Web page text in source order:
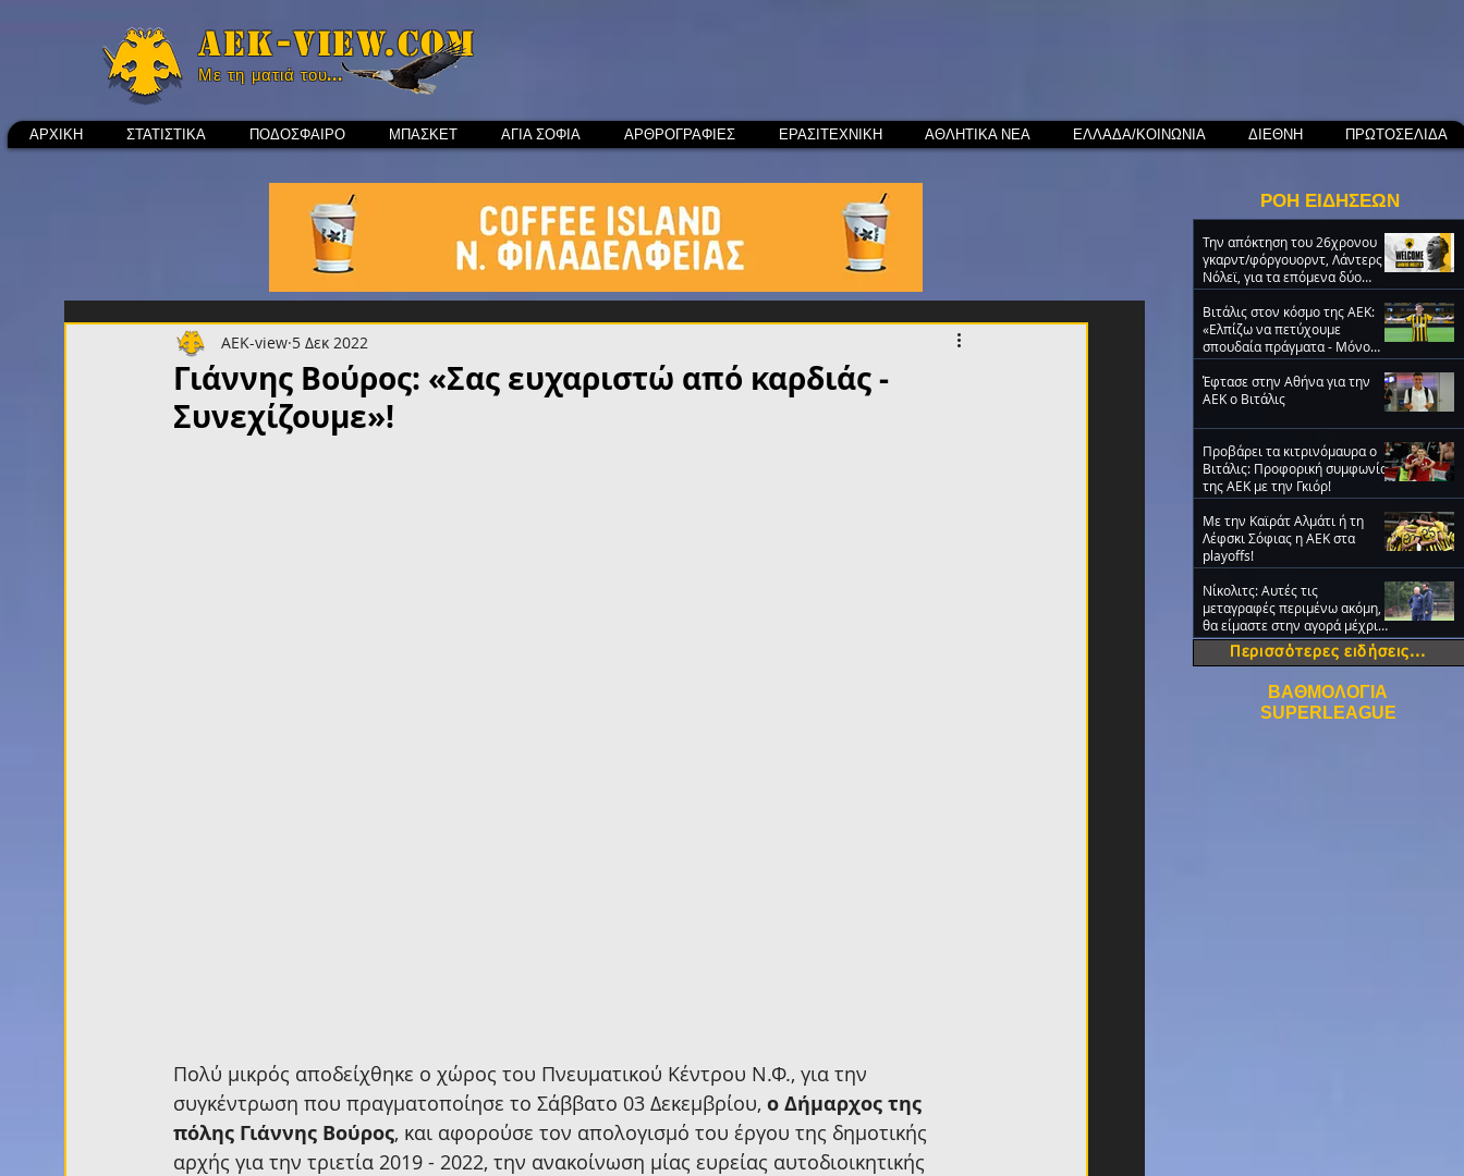
Aek-view.com
Με τη ματιά του...
ΑΡΧΙΚΗ ΣΤΑΤΙΣΤΙΚΑ ΠΟΔΟΣΦΑΙΡΟ ΜΠΑΣΚΕΤ ΑΓΙΑ ΣΟΦΙΑ ΑΡΘΡΟΓΡΑΦΙΕΣ ΕΡΑΣΙΤΕΧΝΙΚΗ ΑΘΛΗΤΙΚΑ ΝΕΑ ΕΛΛΑΔΑ/ΚΟΙΝΩΝΙΑ ΔΙΕΘΝΗ ΠΡΩΤΟΣΕΛΙΔΑ
Γιάννης Βούρος: «Σας ευχαριστώ από καρδιάς -
Συνεχίζουμε»!
AEK-view 5 Δεκ 2022
Πολύ μικρός αποδείχθηκε ο χώρος του Πνευματικού Κέντρου Ν.Φ., για την
συγκέντρωση που πραγματοποίησε το Σάββατο 03 Δεκεμβρίου, ο Δήμαρχος της
πόλης Γιάννης Βούρος, και αφορούσε τον απολογισμό του έργου της δημοτικής
αρχής για την τριετία 2019 - 2022, την ανακοίνωση μίας ευρείας αυτοδιοικητικής
ΡΟΗ ΕΙΔΗΣΕΩΝ
Την απόκτηση του 26χρονου
γκαρντ/φόργουορντ, Λάντερς
Νόλεϊ, για τα επόμενα δύο
χρόνια ανακοίνωσε η ΑΕΚ
Βιτάλις στον κόσμο της ΑΕΚ:
«Ελπίζω να πετύχουμε
σπουδαία πράγματα - Μόνο
ΑΕΚ!» (VIDEO)
Έφτασε στην Αθήνα για την
ΑΕΚ ο Βιτάλις
Προβάρει τα κιτρινόμαυρα ο
Βιτάλις: Προφορική συμφωνία
της ΑΕΚ με την Γκιόρ!
Με την Καϊράτ Αλμάτι ή τη
Λέφσκι Σόφιας η ΑΕΚ στα
playoffs!
Νίκολιτς: Αυτές τις
μεταγραφές περιμένω ακόμη,
θα είμαστε στην αγορά μέχρι
την τελευταία ημέρα
ΒΑΘΜΟΛΟΓΙΑ
SUPERLEAGUE
Περισσότερες ειδήσεις...